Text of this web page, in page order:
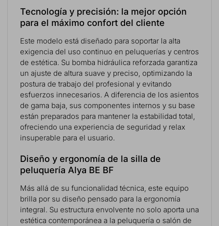
Tecnología y precisión: la mejor opción
para el máximo confort del cliente
Este modelo está diseñado para soportar la alta
exigencia del uso continuo en peluquerías y centros
de estética. Su bomba hidráulica reforzada garantiza
un ajuste de altura suave y preciso, optimizando la
postura de trabajo del profesional y evitando
esfuerzos innecesarios. A diferencia de los asientos
de gama baja, sus componentes internos y su base
están preparados para mantener la estabilidad total,
ofreciendo una experiencia de seguridad y relax
insuperable para el usuario.
Diseño y ergonomía de la silla de
peluquería Alya BE BF
Más allá de su funcionalidad técnica, este equipo
brilla por su diseño pensado para la ergonomía
integral. Su estructura envolvente no solo aporta una
estética contemporánea a la peluquería o salón de